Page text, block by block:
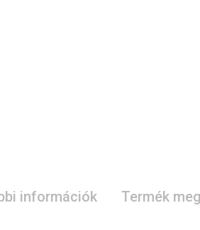
információk Termék